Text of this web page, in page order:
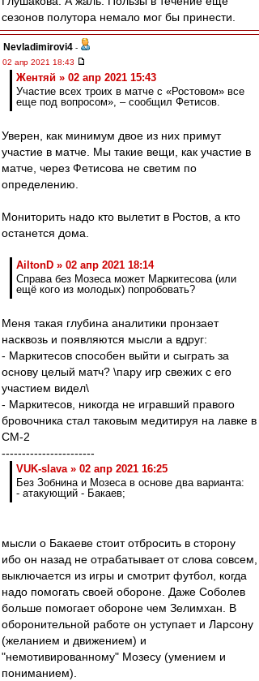
сезонов полутора немало мог бы принести.
Nevladimirovi4 -
02 апр 2021 18:43
Жентяй » 02 апр 2021 15:43
Участие всех троих в матче с «Ростовом» все
еще под вопросом», – сообщил Фетисов.
Уверен, как минимум двое из них примут
участие в матче. Мы такие вещи, как участие в
матче, через Фетисова не светим по
определению.
Мониторить надо кто вылетит в Ростов, а кто
останется дома.
AiltonD » 02 апр 2021 18:14
Справа без Мозеса может Маркитесова (или
ещё кого из молодых) попробовать?
Меня такая глубина аналитики пронзает
насквозь и появляются мысли а вдруг:
- Маркитесов способен выйти и сыграть за
основу целый матч? \пару игр свежих с его
участием видел\
- Маркитесов, никогда не игравший правого
бровочника стал таковым медитируя на лавке в
СМ-2
-----------------------
VUK-slava » 02 апр 2021 16:25
Без Зобнина и Мозеса в основе два варианта:
- атакующий - Бакаев;
мысли о Бакаеве стоит отбросить в сторону
ибо он назад не отрабатывает от слова совсем,
выключается из игры и смотрит футбол, когда
надо помогать своей обороне. Даже Соболев
больше помогает обороне чем Зелимхан. В
оборонительной работе он уступает и Ларсону
(желанием и движением) и
"немотивированному" Мозесу (умением и
пониманием).